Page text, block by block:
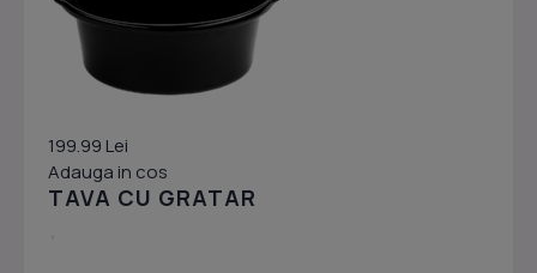
199.99 Lei
Adauga in cos
TAVA CU GRATAR